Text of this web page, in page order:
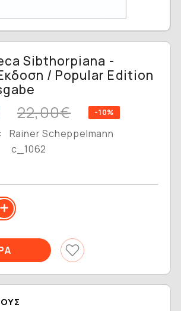
Sibthorpiana -
/ Popular Edition
22,00€ -10%
Rainer Scheppelmann
c_1062